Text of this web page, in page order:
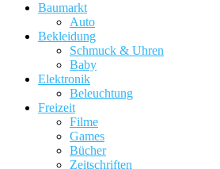
Baumarkt
Auto
Bekleidung
Schmuck & Uhren
Baby
Elektronik
Beleuchtung
Freizeit
Filme
Games
Bücher
Zeitschriften